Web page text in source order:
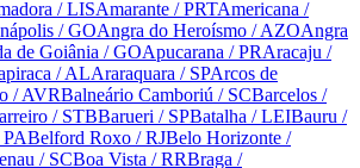
/ LISAmarante / PRTAmericana /
/ GOAngra do Heroísmo / AZOAngra
de Goiânia / GOApucarana / PRAracaju /
/ ALAraraquara / SPArcos de
/ AVRBalneário Camboriú / SCBarcelos /
/ STBBarueri / SPBatalha / LEIBauru /
PABelford Roxo / RJBelo Horizonte /
/ SCBoa Vista / RRBraga /